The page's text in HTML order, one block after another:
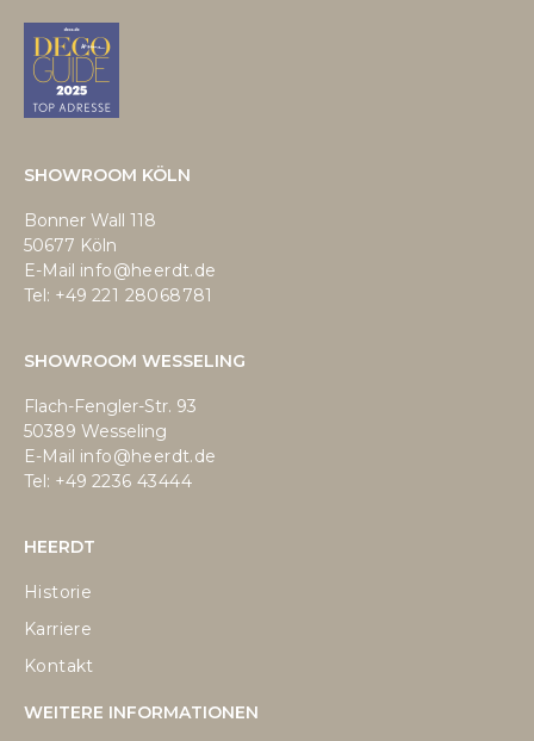
SHOWROOM KÖLN
Bonner Wall 118
50677 Köln
E-Mail info@heerdt.de
Tel: +49 221 28068781
SHOWROOM WESSELING
Flach-Fengler-Str. 93
50389 Wesseling
E-Mail info@heerdt.de
Tel: +49 2236 43444
HEERDT
Historie
Karriere
Kontakt
WEITERE INFORMATIONEN